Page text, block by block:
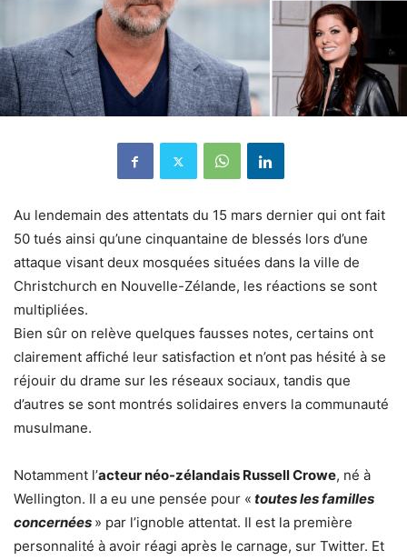
Au lendemain des attentats du 15 mars dernier qui ont fait
50 tués ainsi qu’une cinquantaine de blessés lors d’une
attaque visant deux mosquées situées dans la ville de
Christchurch en Nouvelle-Zélande, les réactions se sont
multipliées.
Bien sûr on relève quelques fausses notes, certains ont
clairement affiché leur satisfaction et n’ont pas hésité à se
réjouir du drame sur les réseaux sociaux, tandis que
d’autres se sont montrés solidaires envers la communauté
musulmane.
Notamment l’acteur néo-zélandais Russell Crowe, né à
Wellington. Il a eu une pensée pour « toutes les familles
concernées » par l’ignoble attentat. Il est la première
personnalité à avoir réagi après le carnage, sur Twitter. Et